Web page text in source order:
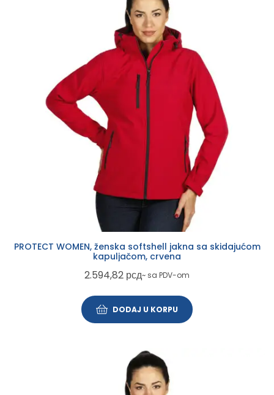
PROTECT WOMEN, ženska softshell jakna sa skidajućom
kapuljačom, crvena
2.594,82 рсд~ sa PDV-om
DODAJ U KORPU